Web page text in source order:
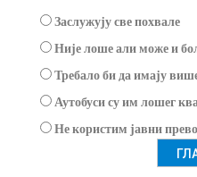
Заслужују све похвале
Није лоше али може и
Требало би да имају
Аутобуси су им лошег
Не користим јавни